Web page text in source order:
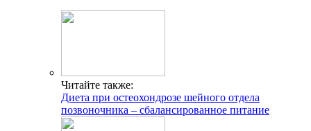
Читайте также:
Диета при остеохондрозе шейного отдела
позвоночника – сбалансированное питание